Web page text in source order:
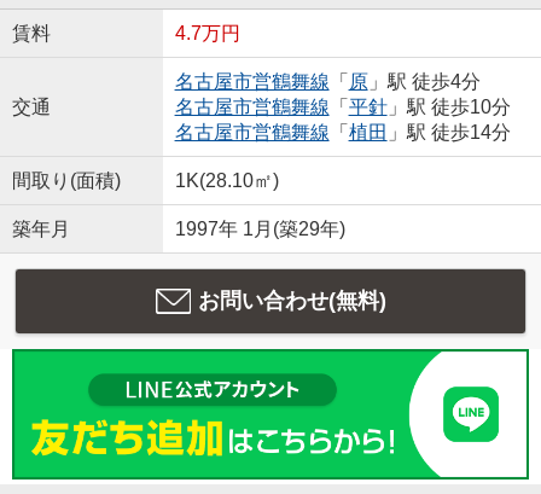
賃料 4.7万円
交通
名古屋市営鶴舞線 「 原」駅 徒歩4分
名古屋市営鶴舞線 「 平針」駅 徒歩10分
名古屋市営鶴舞線 「 植田 」駅 徒歩14分
間取り(面積) 1K(28.10㎡)
築年月 1997年 1月(築29年)
お問い合わせ(無料)